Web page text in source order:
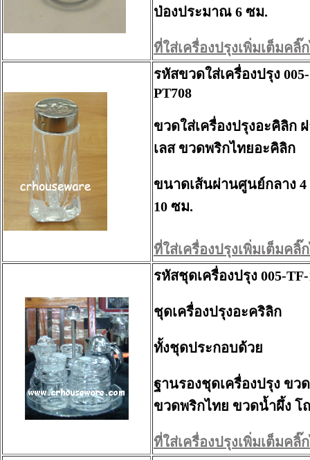
ป่องประมาณ 6 ซม.
ที่ใส่เครื่องปรุงเพิ่มเต็มคลิ๊
รหัสขวดใส่เครื่องปรุง
PT708
ขวดใส่เครื่องปรุงอะคิลิก
เลส ขวดพริกไทยอะคิลิก
ขนาดเส้นผ่านศูนย์กลาง 4
10 ซม.
ที่ใส่เครื่องปรุงเพิ่มเต็มคลิ๊
รหัสชุดเครื่องปรุง 005-TF-
ชุดเครื่องปรุงอะคริลิก
ทั้งชุดประกอบด้วย
ฐานรองชุดเครื่องปรุง ขว
ขวดพริกไทย ขวดน้ำผึ้ง โ
ที่ใส่เครื่องปรุงเพิ่มเต็มคลิ๊